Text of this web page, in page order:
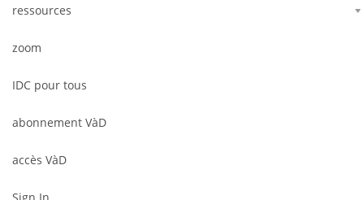
ressources
zoom
IDC pour tous
abonnement VàD
accès VàD